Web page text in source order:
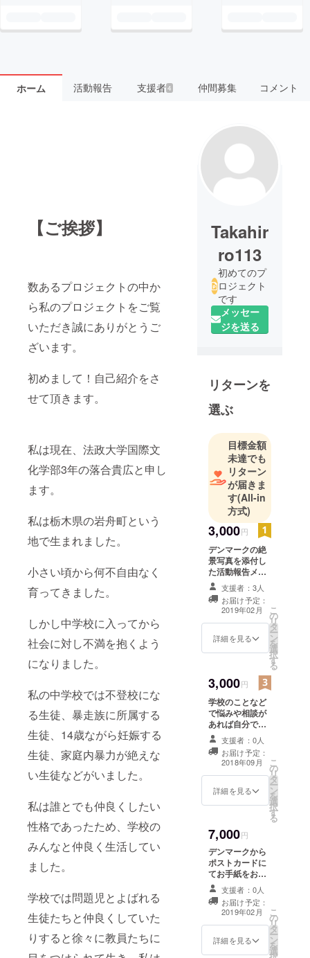
ホーム 活動報告 支援者4 仲間募集 コメント
【ご挨拶】
数あるプロジェクトの中か
ら私のプロジェクトをご覧
いただき誠にありがとうご
ざいます。
初めまして！自己紹介をさ
せて頂きます。
私は現在、法政大学国際文
化学部3年の落合貴広と申し
ます。
私は栃木県の岩舟町という
地で生まれました。
小さい頃から何不自由なく
育ってきました。
しかし中学校に入ってから
社会に対し不満を抱くよう
になりました。
私の中学校では不登校にな
る生徒、暴走族に所属する
生徒、14歳ながら妊娠する
生徒、家庭内暴力が絶えな
い生徒などがいました。
私は誰とでも仲良くしたい
性格であったため、学校の
みんなと仲良く生活してい
ました。
学校では問題児とよばれる
生徒たちと仲良くしていた
りすると徐々に教員たちに
Takahir
ro113
初めてのプ
ロジェクト
です
メッセー
ジを送る
リターンを
選ぶ
目標金額
未達でも
リターン
が届きま
す(All-in
方式)
3,000円
デンマークの絶
景写真を添付し
た活動報告メー
ルを送信させて
頂きます。
支援者：3人
お届け予定：
2019年02月
詳細を見る
こ
の
リ
タ
ー
ン
を
選
択
す
る
3,000円
学校のことなど
で悩みや相談が
あれば自分でよ
ければスカイプ
通話で対応させ
て頂きます。
（30分程度）
支援者：0人
お届け予定：
2018年09月
詳細を見る
こ
の
リ
タ
ー
ン
を
選
択
す
る
7,000円
デンマークから
ポストカードに
てお手紙をお送
りさせて頂きま
す。支援者：0人
お届け予定：
2019年02月
詳細を見る
こ
の
リ
タ
ー
ン
を
選